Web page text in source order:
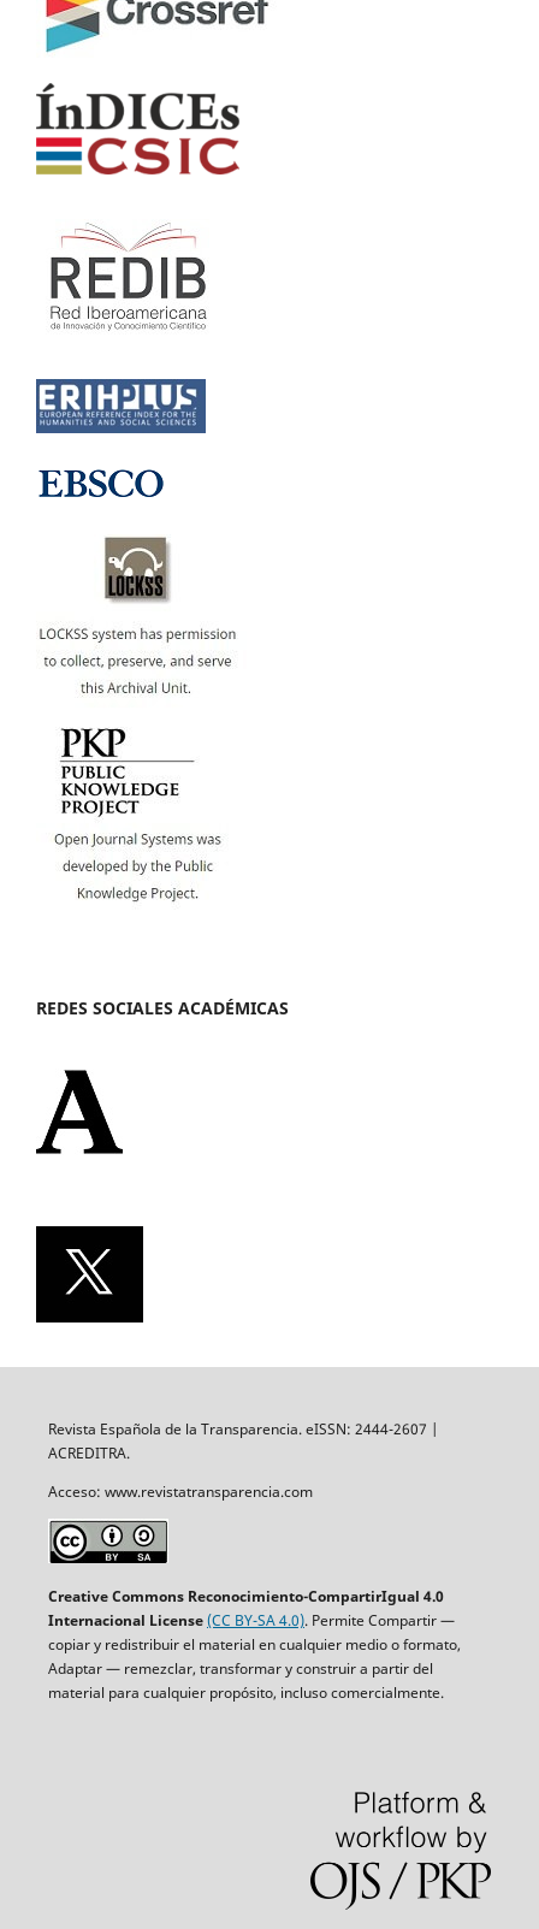
REDES SOCIALES ACADÉMICAS
Revista Española de la Transparencia. eISSN: 2444-2607 |
ACREDITRA.
Acceso: www.revistatransparencia.com
Creative Commons Reconocimiento-CompartirIgual 4.0
Internacional License(CC BY-SA 4.0). Permite Compartir —
copiar y redistribuir el material en cualquier medio o formato,
Adaptar — remezclar, transformar y construir a partir del
material para cualquier propósito, incluso comercialmente.